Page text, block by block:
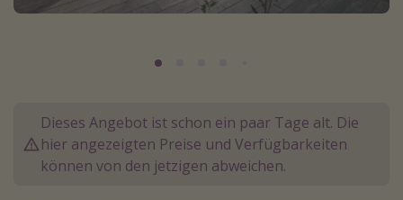
Gozo Urlaub
Kefalonia Urlaub
Krabi Urlaub
Dieses Angebot ist schon ein paar Tage alt. Die
hier angezeigten Preise und Verfügbarkeiten
können von den jetzigen abweichen.